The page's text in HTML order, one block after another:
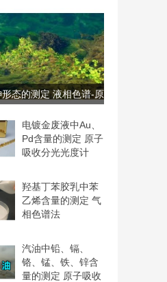
态的测定 液相色谱-原
电镀金废液中Au、
Pd含量的测定 原子
吸收分光光度计
羟基丁苯胶乳中苯
乙烯含量的测定 气
相色谱法
汽油中铅、镉、
铬、锰、铁、锌含
量的测定 原子吸收